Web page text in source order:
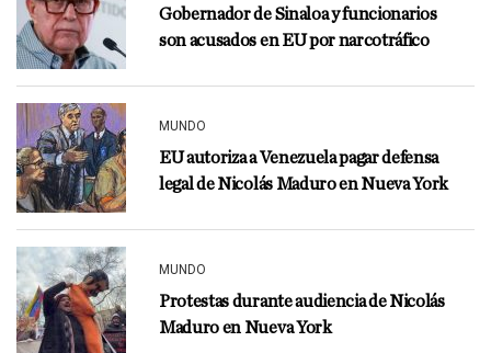
Gobernador de Sinaloa y funcionarios
son acusados en EU por narcotráfico
MUNDO
EU autoriza a Venezuela pagar defensa
legal de Nicolás Maduro en Nueva York
MUNDO
Protestas durante audiencia de Nicolás
Maduro en Nueva York